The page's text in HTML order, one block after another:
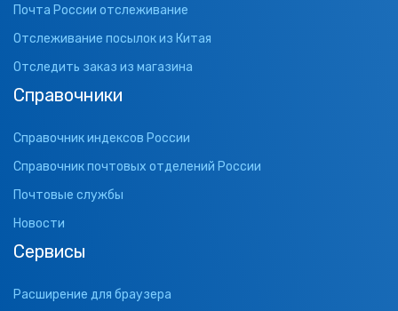
Почта России отслеживание
Отслеживание посылок из Китая
Отследить заказ из магазина
Справочники
Справочник индексов России
Справочник почтовых отделений России
Почтовые службы
Новости
Сервисы
Расширение для браузера